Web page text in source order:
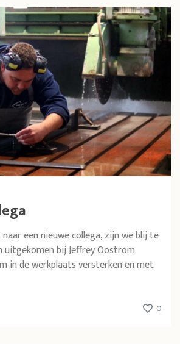
een nieuwe collega, zijn we blij te
uitgekomen bij Jeffrey Oostrom.
in de werkplaats versterken en met
0